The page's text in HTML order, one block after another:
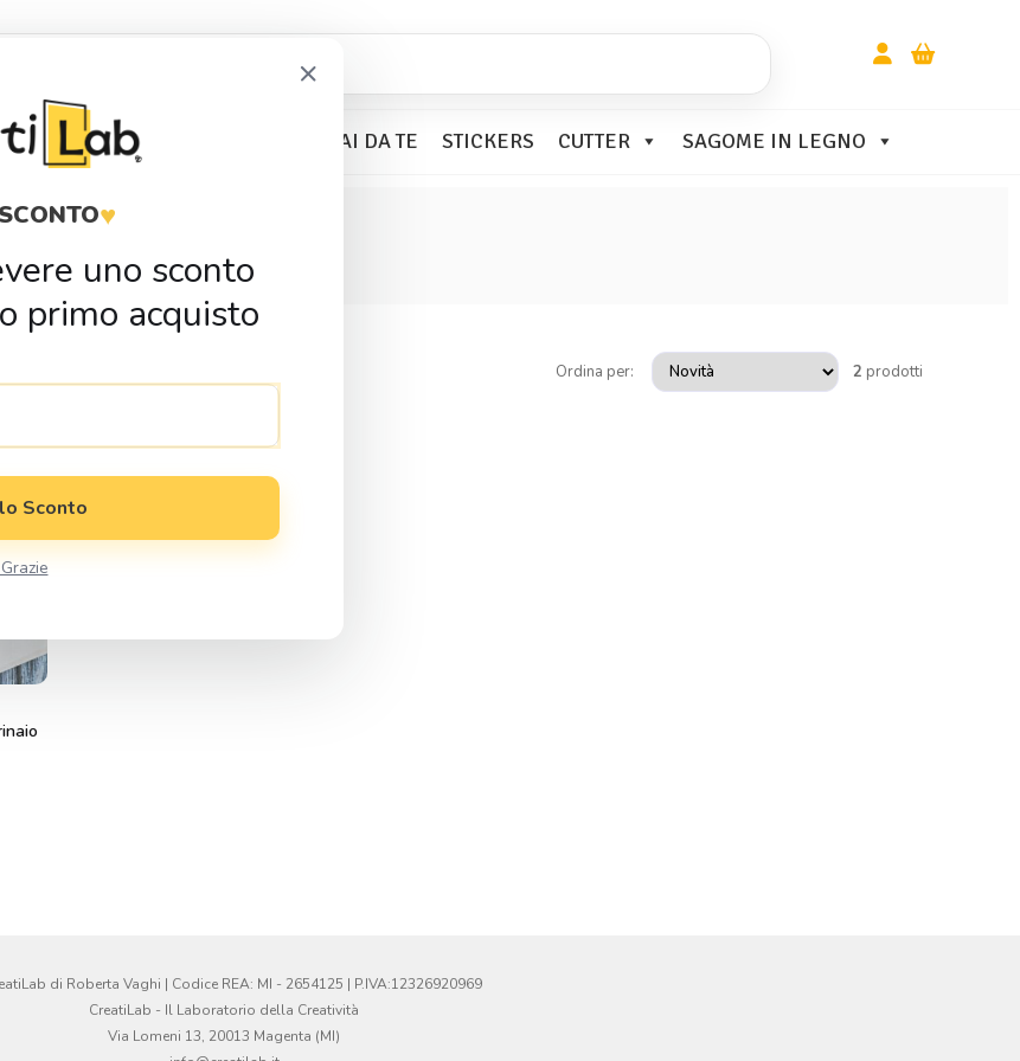
BOMBONIERE FAI DA TE STICKERS CUTTER SAGOME IN LEGNO
calamita
Ordina per: 2 prodotti
di Roberta Vaghi | Codice REA: MI - 2654125 | P.IVA:12326920969
CreatiLab - Il Laboratorio della Creatività
Via Lomeni 13, 20013 Magenta (MI)
×
♥
uno sconto
primo acquisto
Sconto